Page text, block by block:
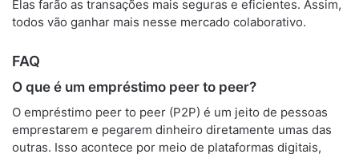
Elas farão as transações mais seguras e eficientes. Assim,
todos vão ganhar mais nesse mercado colaborativo.
FAQ
O que é um empréstimo peer to peer?
O empréstimo peer to peer (P2P) é um jeito de pessoas
emprestarem e pegarem dinheiro diretamente umas das
outras. Isso acontece por meio de plataformas digitais,